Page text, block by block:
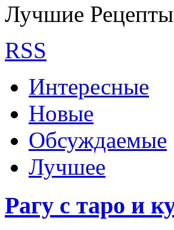
Лучшие
RSS
Интересные
Новые
Обсуждаемые
Лучшее
Рагу с таро и